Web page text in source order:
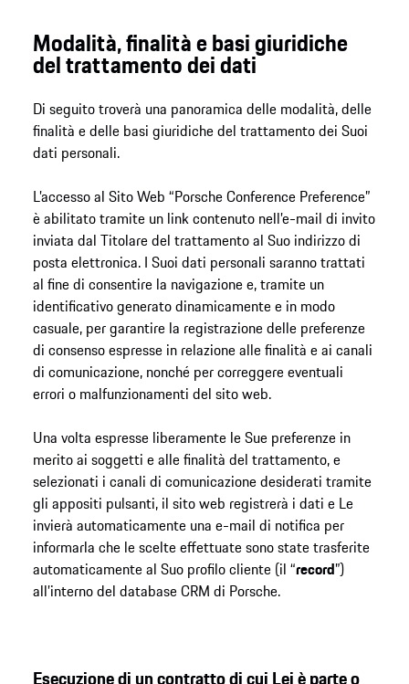
Modalità, finalità e basi giuridiche
del trattamento dei dati
Di seguito troverà una panoramica delle modalità, delle
finalità e delle basi giuridiche del trattamento dei Suoi
dati personali.
L’accesso al Sito Web “Porsche Conference Preference”
è abilitato tramite un link contenuto nell’e-mail di invito
inviata dal Titolare del trattamento al Suo indirizzo di
posta elettronica. I Suoi dati personali saranno trattati
al fine di consentire la navigazione e, tramite un
identificativo generato dinamicamente e in modo
casuale, per garantire la registrazione delle preferenze
di consenso espresse in relazione alle finalità e ai canali
di comunicazione, nonché per correggere eventuali
errori o malfunzionamenti del sito web.
Una volta espresse liberamente le Sue preferenze in
merito ai soggetti e alle finalità del trattamento, e
selezionati i canali di comunicazione desiderati tramite
gli appositi pulsanti, il sito web registrerà i dati e Le
invierà automaticamente una e-mail di notifica per
informarla che le scelte effettuate sono state trasferite
automaticamente al Suo profilo cliente (il “record”)
all’interno del database CRM di Porsche.
Esecuzione di un contratto di cui Lei è parte o